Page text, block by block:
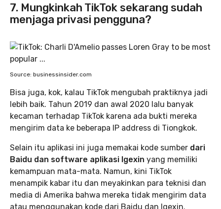
7. Mungkinkah TikTok sekarang sudah
menjaga privasi pengguna?
Source: businessinsider.com
Bisa juga, kok, kalau TikTok mengubah praktiknya jadi
lebih baik. Tahun 2019 dan awal 2020 lalu banyak
kecaman terhadap TikTok karena ada bukti mereka
mengirim data ke beberapa IP address di Tiongkok.
Selain itu aplikasi ini juga memakai kode sumber dari
Baidu dan software aplikasi Igexin yang memiliki
kemampuan mata-mata. Namun, kini TikTok
menampik kabar itu dan meyakinkan para teknisi dan
media di Amerika bahwa mereka tidak mengirim data
atau menggunakan kode dari Baidu dan Igexin.